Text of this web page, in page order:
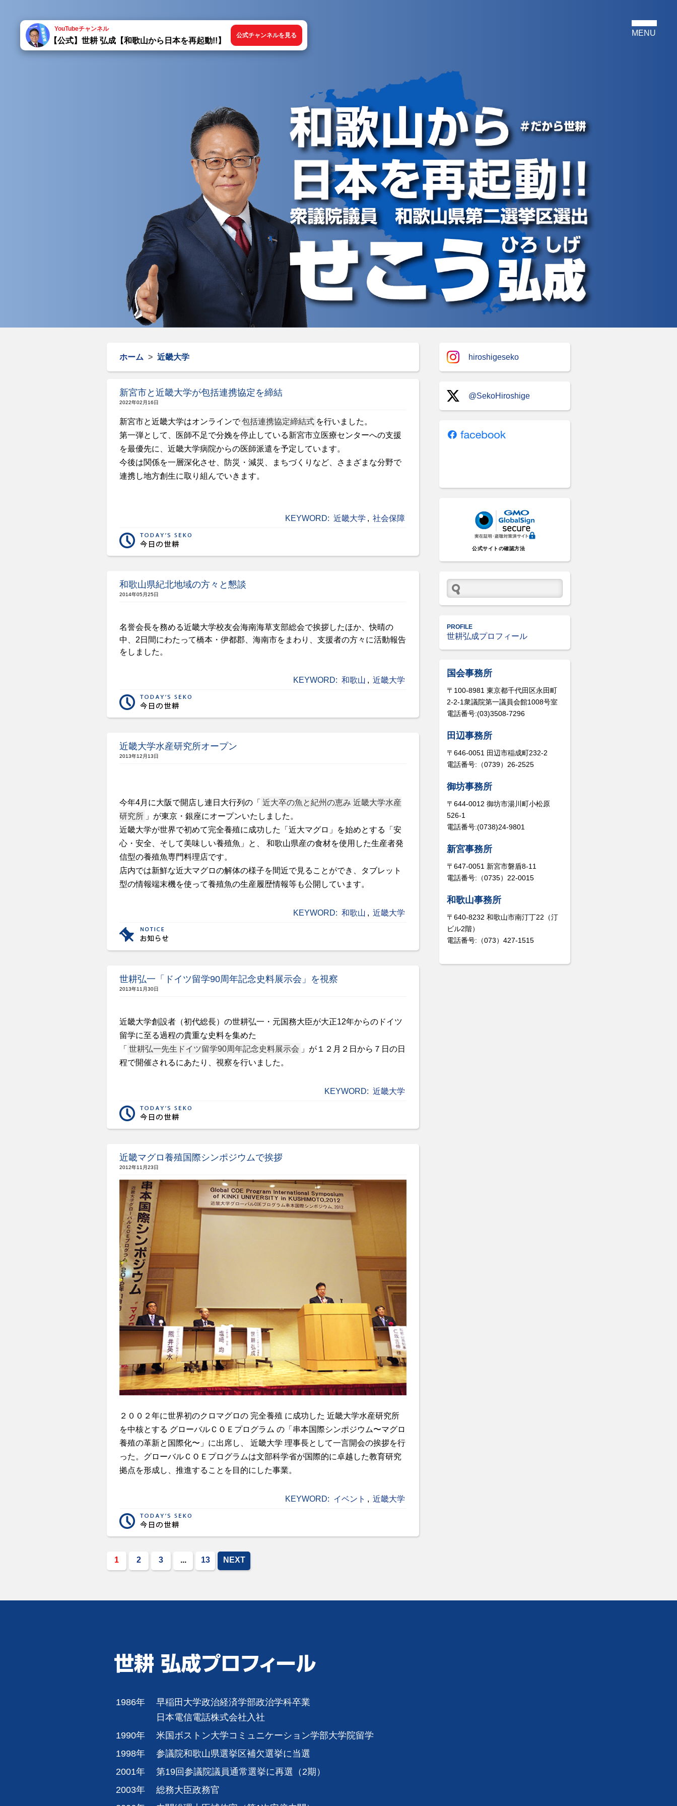
YouTubeチャンネル
【公式】世耕 弘成【和歌山から日本を再起動!!】
公式チャンネルを見る
ホーム > 近畿大学
新宮市と近畿大学が包括連携協定を締結
2022年02月16日
新宮市と近畿大学はオンラインで包括連携協定締結式 を行いました。
第一弾として、医師不足で分娩を停止している新宮市立医療センターへの支援
を最優先に、近畿大学病院からの医師派遣を予定しています。
今後は関係を一層深化させ、防災・減災、まちづくりなど、さまざまな分野で
連携し地方創生に取り組んでいきます。
KEYWORD: 近畿大学 , 社会保障
和歌山県紀北地域の方々と懇談
2014年05月25日
名誉会長を務める近畿大学校友会海南海草支部総会で挨拶したほか、快晴の
中、 2 日間にわたって橋本・伊都郡、海南市をまわり、支援者の方々に活動報告
をしました。
KEYWORD: 和歌山 , 近畿大学
近畿大学水産研究所オープン
2013年12月13日
今年4月に大阪で開店し連日大行列の「 近大卒の魚と紀州の恵み 近畿大学水産
研究所 」が東京・銀座にオープンいたしました。
近畿大学が世界で初めて完全養殖に成功した「近大マグロ」を始めとする「安
心・安全、そして美味しい養殖魚」と、 和歌山県産の食材を使用した生産者発
信型の養殖魚専門料理店です。
店内では新鮮な近大マグロの解体の様子を間近で見ることができ、タブレット
型の情報端末機を使って養殖魚の生産履歴情報等も公開しています。
KEYWORD: 和歌山 , 近畿大学
世耕弘一「ドイツ留学90周年記念史料展示会」を視察
2013年11月30日
近畿大学創設者（初代総長）の世耕弘一・元国務大臣が大正12年からのドイツ
留学に至る過程の貴重な史料を集めた
「 世耕弘一先生ドイツ留学90周年記念史料展示会 」が１２月２日から７日の日
程で開催されるにあたり、視察を行いました。
KEYWORD: 近畿大学
近畿マグロ養殖国際シンポジウムで挨拶
2012年11月23日
２００２年に世界初のクロマグロの 完全養殖 に成功した 近畿大学水産研究所
を中核とする グローバルＣＯＥプログラム の「串本国際シンポジウム〜マグロ
養殖の革新と国際化〜」に出席し、 近畿大学 理事長として一言開会の挨拶を行
った。グローバルＣＯＥプログラムは文部科学省が国際的に卓越した教育研究
拠点を形成し、推進することを目的にした事業。
KEYWORD: イベント , 近畿大学
1 2 3 ... 13 NEXT
hiroshigeseko
@SekoHiroshige
公式サイトの確認方法
PROFILE
世耕弘成プロフィール
国会事務所
〒100-8981 東京都千代田区永田町
2-2-1衆議院第一議員会館1008号室
電話番号:(03)3508-7296
田辺事務所
〒646-0051 田辺市稲成町232-2
電話番号:（0739）26-2525
御坊事務所
〒644-0012 御坊市湯川町小松原
526-1
電話番号:(0738)24-9801
新宮事務所
〒647-0051 新宮市磐盾8-11
電話番号:（0735）22-0015
和歌山事務所
〒640-8232 和歌山市南汀丁22（汀
ビル2階）
電話番号:（073）427-1515
1986年
早稲田大学政治経済学部政治学科卒業
日本電信電話株式会社入社
1990年
米国ボストン大学コミュニケーション学部大学院留学
1998年
参議院和歌山県選挙区補欠選挙に当選
2001年
第19回参議院議員通常選挙に再選（2期）
2003年
総務大臣政務官